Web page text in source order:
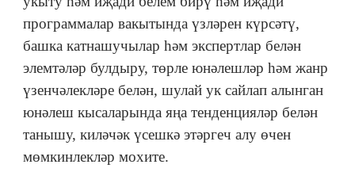
программалар вакытында үзләрен күрсәтү,
башка катнашучылар һәм экспертлар белән
элемтәләр булдыру, төрле юнәлешләр һәм жанр
үзенчәлекләре белән, шулай ук сайлап алынган
юнәлеш кысаларында яңа тенденцияләр белән
танышу, киләчәк үсешкә этәргеч алу өчен
мөмкинлекләр мохите.